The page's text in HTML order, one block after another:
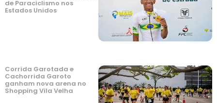
de Paraciclismo nos
Estados Unidos
Corrida Garotada e
Cachorrida Garoto
ganham nova arena no
Shopping Vila Velha